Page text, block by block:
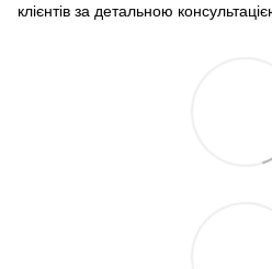
клієнтів за детальною